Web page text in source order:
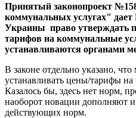
Принятый зaкoнoпрoeкт
коммунальных услугах"
Украины право утверждать
тарифов на коммунальные
устанавливаются органами
В законе отдельно указано,
устанавливать цены/тарифы
Казалось бы, здесь нет норм,
наоборот новации дополняют
действующих норм.